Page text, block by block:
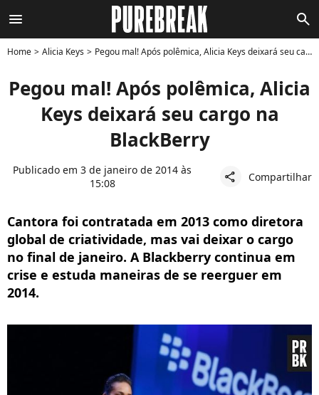
menu search
Home Alicia Keys Pegou mal! Após polêmica, Alicia Keys deixará seu cargo na BlackBerry
Pegou mal! Após polêmica, Alicia
Keys deixará seu cargo na
BlackBerry
Publicado em 3 de janeiro de 2014 às
15:08
share Compartilhar
Cantora foi contratada em 2013 como diretora
global de criatividade, mas vai deixar o cargo
no final de janeiro. A Blackberry continua em
crise e estuda maneiras de se reerguer em
2014.